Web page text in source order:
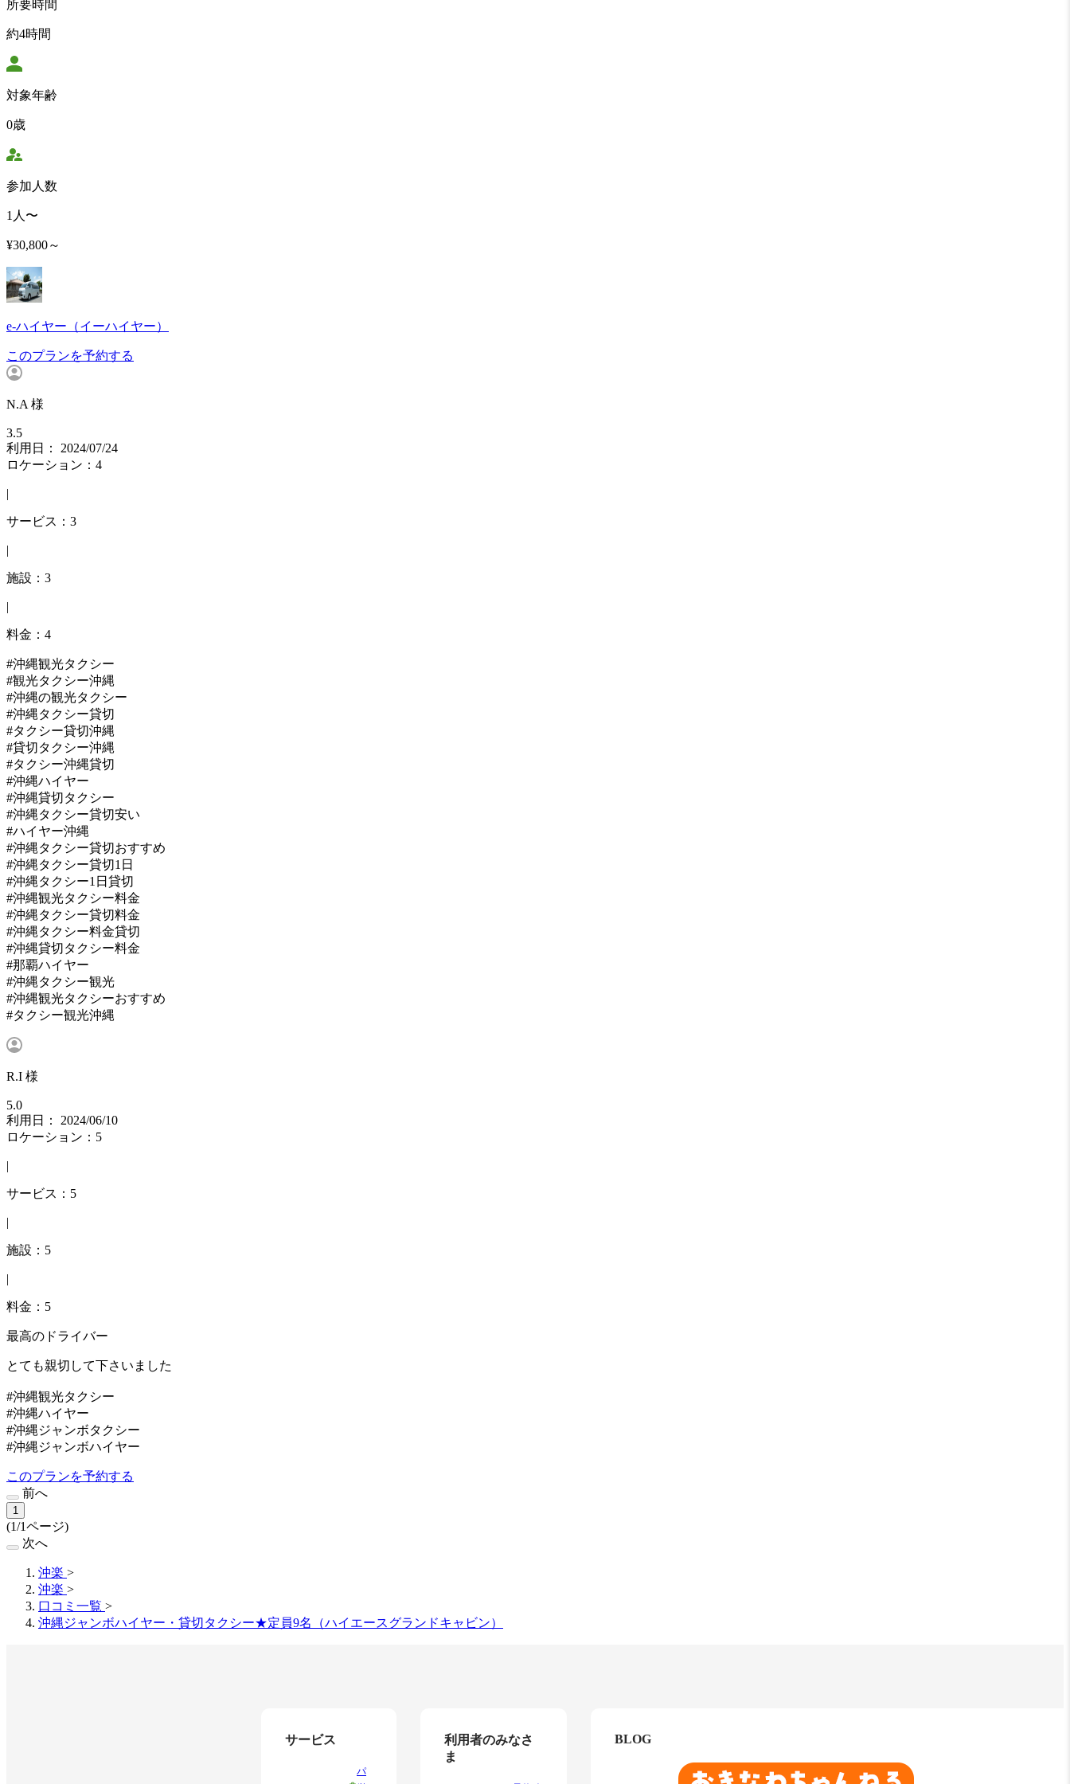
所要時間
約4時間
対象年齢
0歳
参加人数
1人〜
¥30,800～
e-ハイヤー（イーハイヤー）
このプランを予約する
N.A 様
3.5
利用日： 2024/07/24
ロケーション：4
|
サービス：3
|
施設：3
|
料金：4
#沖縄観光タクシー
#観光タクシー沖縄
#沖縄の観光タクシー
#沖縄タクシー貸切
#タクシー貸切沖縄
#貸切タクシー沖縄
#タクシー沖縄貸切
#沖縄ハイヤー
#沖縄貸切タクシー
#沖縄タクシー貸切安い
#ハイヤー沖縄
#沖縄タクシー貸切おすすめ
#沖縄タクシー貸切1日
#沖縄タクシー1日貸切
#沖縄観光タクシー料金
#沖縄タクシー貸切料金
#沖縄タクシー料金貸切
#沖縄貸切タクシー料金
#那覇ハイヤー
#沖縄タクシー観光
#沖縄観光タクシーおすすめ
#タクシー観光沖縄
R.I 様
5.0
利用日： 2024/06/10
ロケーション：5
|
サービス：5
|
施設：5
|
料金：5
最高のドライバー
とても親切して下さいました
#沖縄観光タクシー
#沖縄ハイヤー
#沖縄ジャンボタクシー
#沖縄ジャンボハイヤー
このプランを予約する
前へ
1
(1/1ページ)
次へ
沖楽 >
沖楽 >
口コミ一覧 >
沖縄ジャンボハイヤー・貸切タクシー★定員9名（ハイエースグランドキャビン）
サービス
パ
利用者のみなさ
ま
BLOG